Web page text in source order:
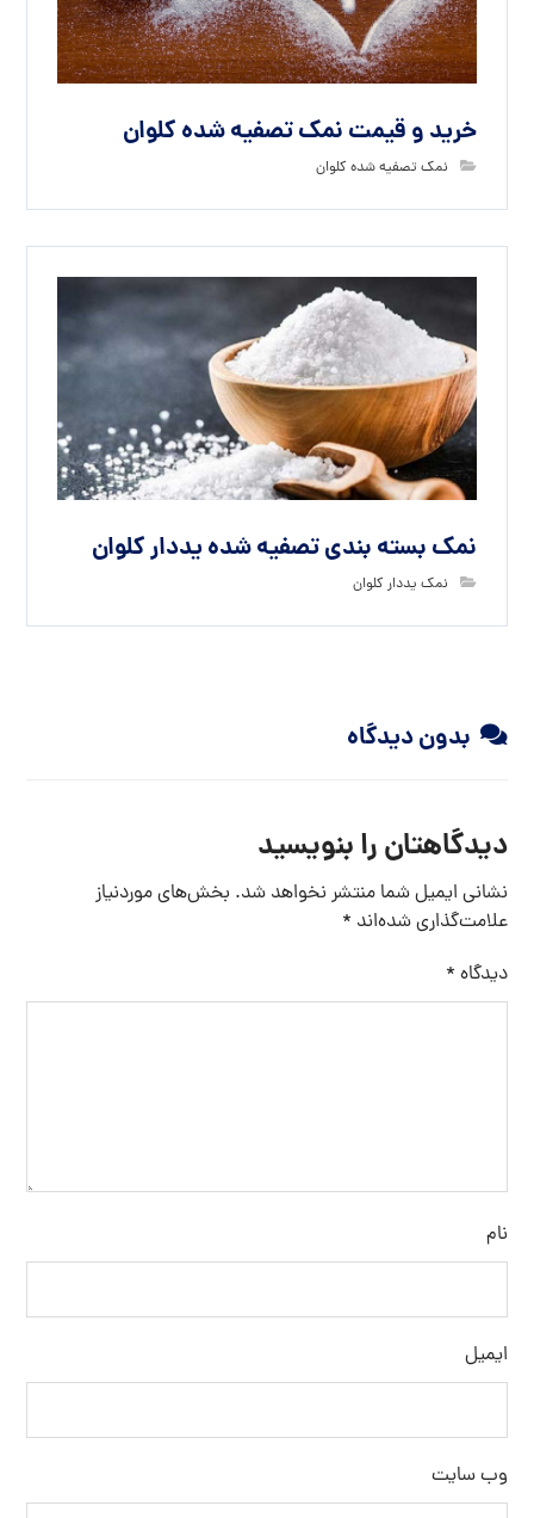
خرید و قیمت نمک تصفیه شده کلوان
نمک تصفیه شده کلوان
نمک بسته بندی تصفیه شده یددار کلوان
نمک یددار کلوان
بدون دیدگاه
دیدگاهتان را بنویسید
نشانی ایمیل شما منتشر نخواهد شد. بخش‌های موردنیاز
علامت‌گذاری شده‌اند *
دیدگاه *
نام
ایمیل
وب‌ سایت